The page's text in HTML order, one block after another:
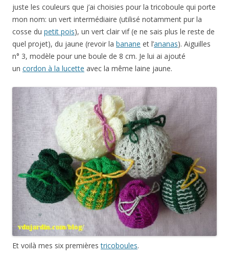
juste les couleurs que j’ai choisies pour la tricoboule qui porte
mon nom: un vert intermédiaire (utilisé notamment pur la
cosse du petit pois), un vert clair vif (e ne sais plus le reste de
quel projet), du jaune (revoir la banane et l’ananas). Aiguilles
n° 3, modèle pour une boule de 8 cm. Je lui ai ajouté
un cordon à la lucette avec la même laine jaune.
Et voilà mes six premièrestricoboules.